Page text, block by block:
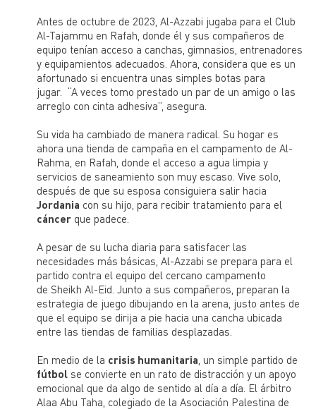
Antes de octubre de 2023, Al-Azzabi jugaba para el Club
Al-Tajammu en Rafah, donde él y sus compañeros de
equipo tenían acceso a canchas, gimnasios, entrenadores
y equipamientos adecuados. Ahora, considera que es un
afortunado si encuentra unas simples botas para
jugar. “A veces tomo prestado un par de un amigo o las
arreglo con cinta adhesiva”, asegura.
Su vida ha cambiado de manera radical. Su hogar es
ahora una tienda de campaña en el campamento de Al-
Rahma, en Rafah, donde el acceso a agua limpia y
servicios de saneamiento son muy escaso. Vive solo,
después de que su esposa consiguiera salir hacia
Jordania con su hijo, para recibir tratamiento para el
cáncer que padece.
A pesar de su lucha diaria para satisfacer las
necesidades más básicas, Al-Azzabi se prepara para el
partido contra el equipo del cercano campamento
de Sheikh Al-Eid. Junto a sus compañeros, preparan la
estrategia de juego dibujando en la arena, justo antes de
que el equipo se dirija a pie hacia una cancha ubicada
entre las tiendas de familias desplazadas.
En medio de la crisis humanitaria , un simple partido de
fútbol se convierte en un rato de distracción y un apoyo
emocional que da algo de sentido al día a día. El árbitro
Alaa Abu Taha, colegiado de la Asociación Palestina de